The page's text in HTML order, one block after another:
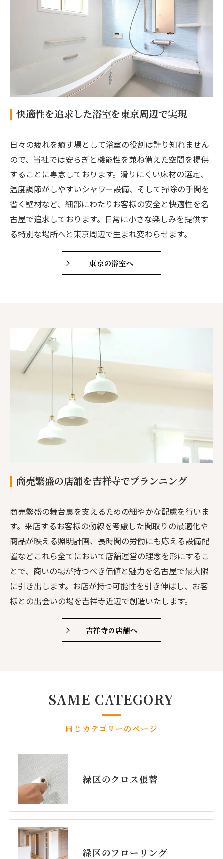
快適性を追求した浴室を東京周辺で実現
日々の疲れを癒す場として浴室の役割は計り知れません
ので、当社では安らぎと機能性を兼ね備えた空間を提供
することに専念しております。滑りにくい床材の選定、
温度調節がしやすいシャワー設備、そして掃除の手間を
省く壁材など、細部にわたりお客様の安全と快適性を名
古屋で追求しております。日常に小さな楽しみを提供す
る特別な場所へと東京周辺で生まれ変わらせます。
東京の浴室へ
商売繁盛の店舗を吉祥寺でプランニング
商売繁盛の舞台裏を支えるための細やかな配慮を行いま
す。来店するお客様の動線を考慮した間取りの最適化や
商品が映える照明計画、長時間の労働にも応える設備配
置などこれら全てにおいて店舗運営の理念を形にするこ
とで、商いの場が持つべき価値と魅力を名古屋で最大限
に引き出します。お店が持つ可能性を引き伸ばし、お客
様との出会いの場を吉祥寺近辺で創造いたします。
吉祥寺の店舗へ
同じカテゴリーのページ
SAME CATEGORY
緑区のクロス張替
緑区のフローリング